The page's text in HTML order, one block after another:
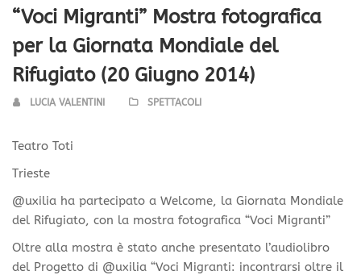
“Voci Migranti” Mostra fotografica
per la Giornata Mondiale del
Rifugiato (20 Giugno 2014)
LUCIA VALENTINI SPETTACOLI
Teatro Toti
Trieste
@uxilia ha partecipato a Welcome, la Giornata Mondiale
del Rifugiato, con la mostra fotografica “Voci Migranti”
Oltre alla mostra è stato anche presentato l’audiolibro
del Progetto di @uxilia “Voci Migranti: incontrarsi oltre il